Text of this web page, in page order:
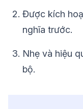
Được kích
nghĩa trước.
Nhẹ và hiệu
bộ.